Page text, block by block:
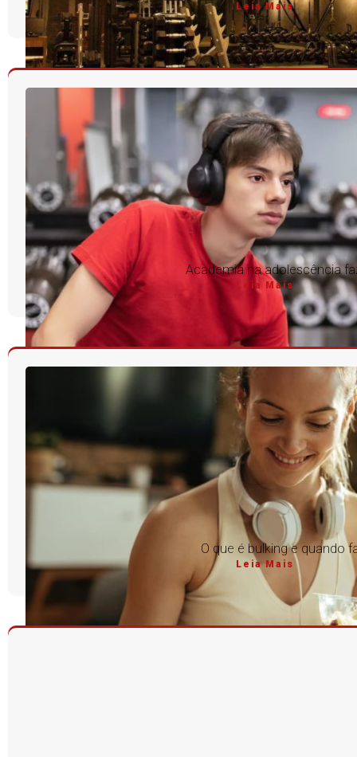
Leia Mais
Academia na adolescência
Leia Mais
O que é bulking e quando
Leia Mais